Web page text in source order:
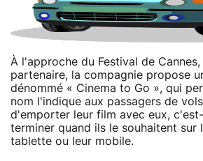
À l'approche du Festival de
partenaire, la compagnie propose
dénommé « Cinema to Go », qui
nom l'indique aux passagers de
d'emporter leur film avec eux,
terminer quand ils le souhaitent sur
tablette ou leur mobile.